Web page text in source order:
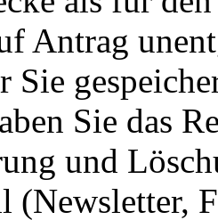
Antrag
Sie
Sie das
und
(Newsletter,